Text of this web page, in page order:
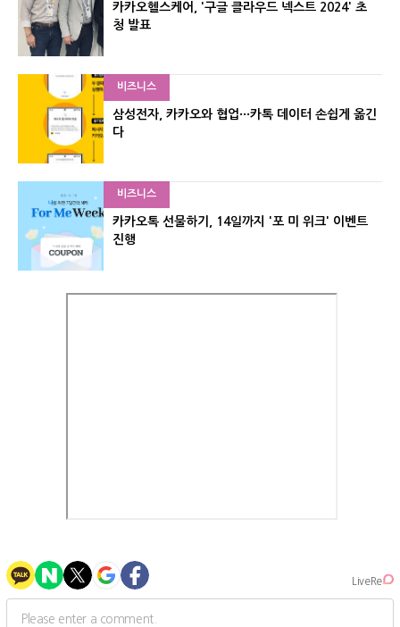
카카오헬스케어, '구글 클라우드 넥스트 2024' 초
청 발표
비즈니스
삼성전자, 카카오와 협업···카톡 데이터 손쉽게 옮긴
다
비즈니스
카카오톡 선물하기, 14일까지 '포 미 위크' 이벤트
진행